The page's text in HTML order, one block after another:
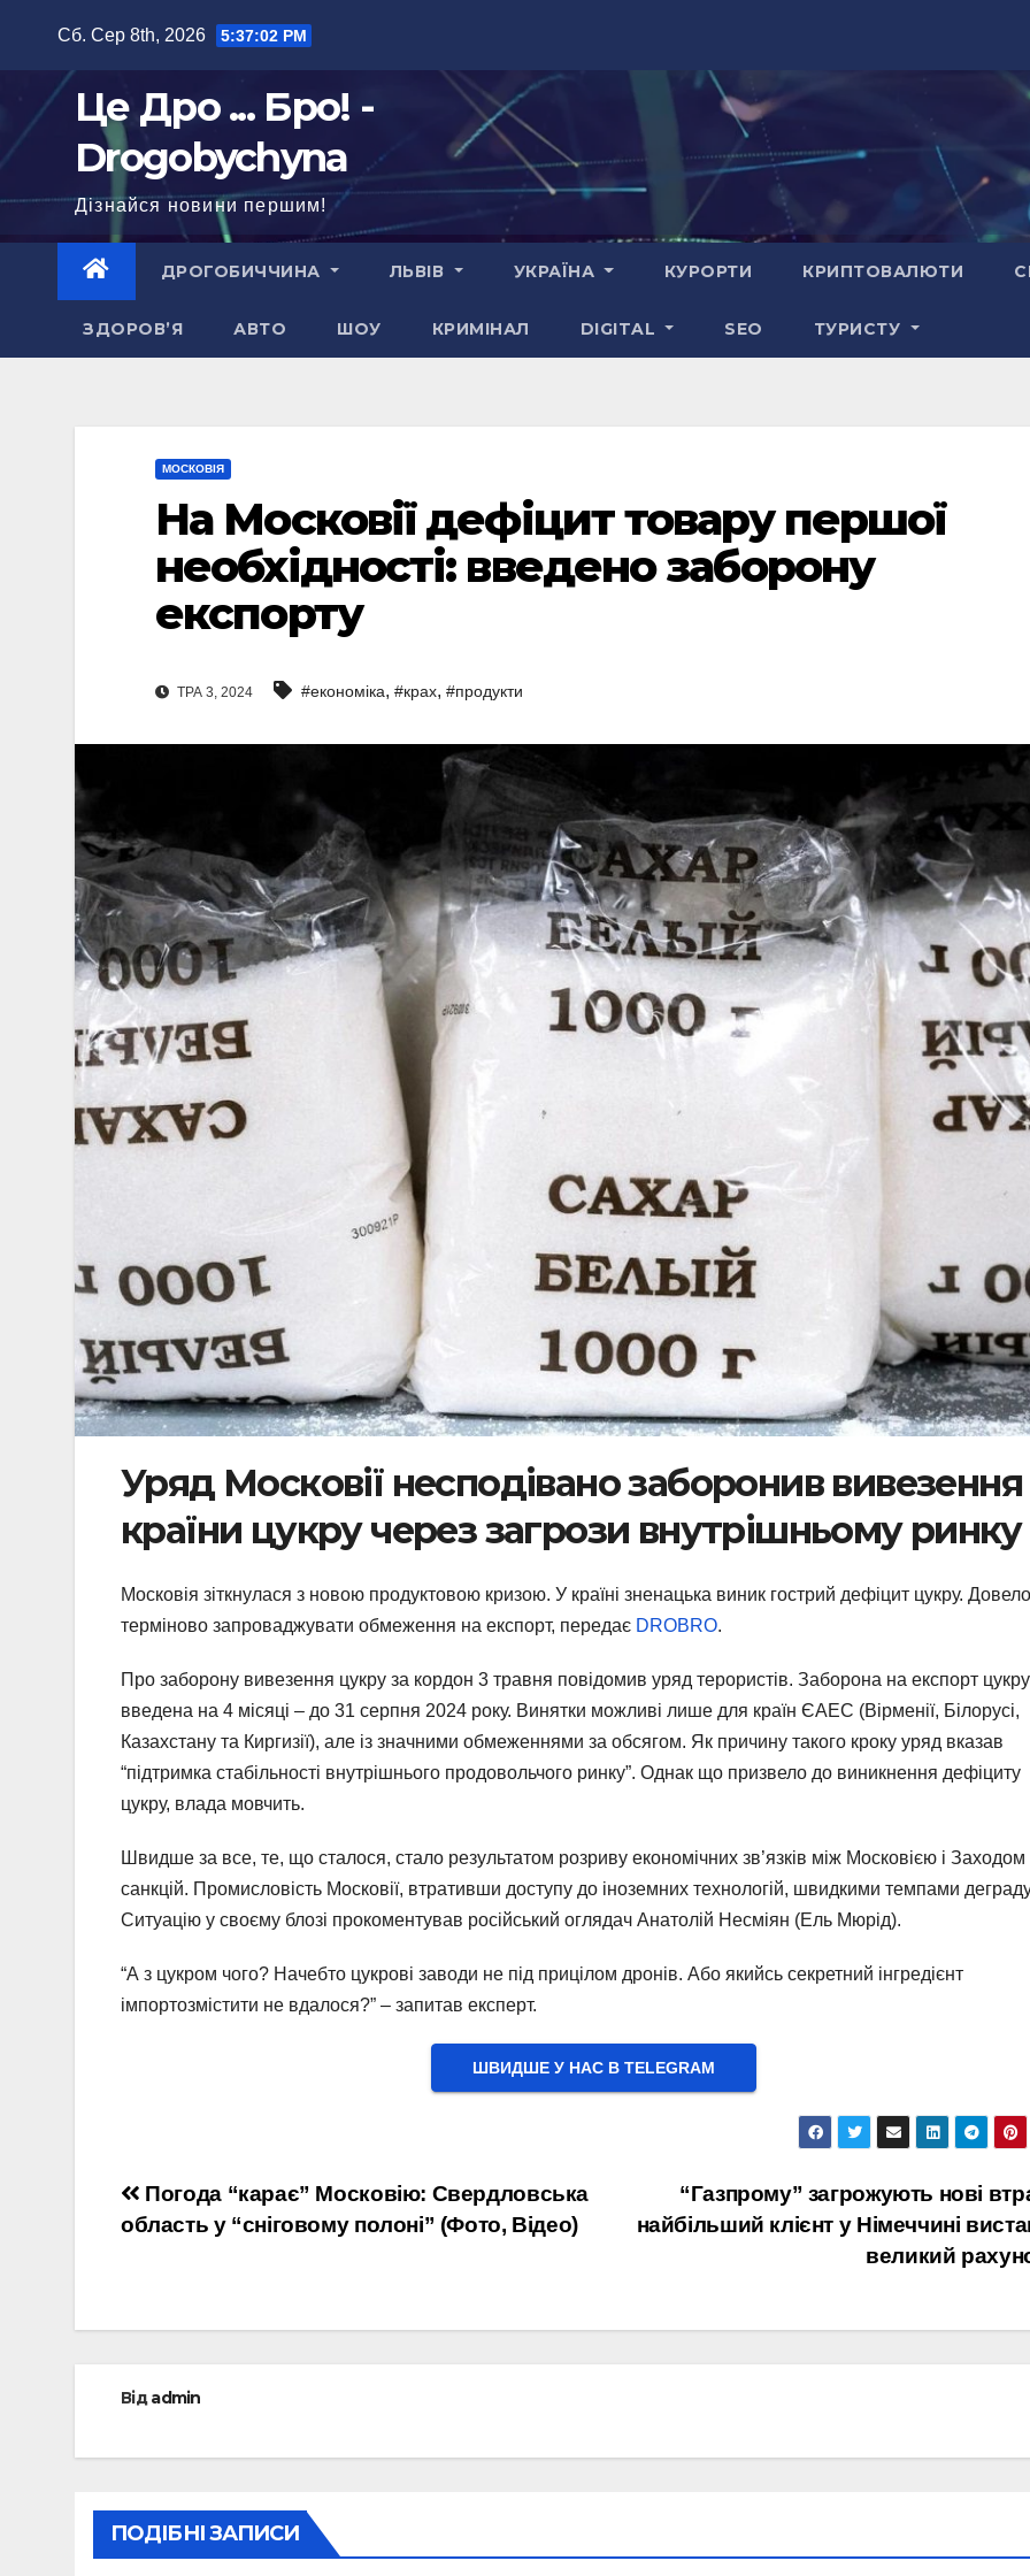
Сб. Сер 8th, 2026 5:37:03 PM
Це Дро ... Бро! -
Drogobychyna
Дізнайся новини першим!
ДРОГОБИЧЧИНА ЛЬВІВ УКРАЇНА КУРОРТИ КРИПТОВАЛЮТИ
ЗДОРОВ’Я АВТО ШОУ КРИМІНАЛ DIGITAL SEO ТУРИСТУ
МОСКОВІЯ
На Московії дефіцит товару першої
необхідності: введено заборону
експорту
ТРА 3, 2024 #економіка, #крах, #продукти
Уряд Московії несподівано заборонив вивезення
країни цукру через загрози внутрішньому ринку
Московія зіткнулася з новою продуктовою кризою. У країні зненацька виник гострий дефіцит цукру.
терміново запроваджувати обмеження на експорт, передає DROBRO.
Про заборону вивезення цукру за кордон 3 травня повідомив уряд терористів. Заборона на експорт
введена на 4 місяці – до 31 серпня 2024 року. Винятки можливі лише для країн ЄАЕС (Вірменії, Білорусі,
Казахстану та Киргизії), але із значними обмеженнями за обсягом. Як причину такого кроку уряд вказав
“підтримка стабільності внутрішнього продовольчого ринку”. Однак що призвело до виникнення дефіциту
цукру, влада мовчить.
Швидше за все, те, що сталося, стало результатом розриву економічних зв’язків між Московією і Заходом
санкцій. Промисловість Московії, втративши доступу до іноземних технологій, швидкими темпами
Ситуацію у своєму блозі прокоментував російський оглядач Анатолій Несміян (Ель Мюрід).
“А з цукром чого? Начебто цукрові заводи не під прицілом дронів. Або якийсь секретний інгредієнт
імпортозмістити не вдалося?” – запитав експерт.
ШВИДШЕ У НАС В ТELEGRAM
Навігація
записів
“Газпрому” загрожують нові
найбільший клієнт у Німеччині
великий
Погода “карає” Московію: Свердловська
область у “сніговому полоні” (Фото, Відео)
Відadmin
ПОДІБНІ ЗАПИСИ